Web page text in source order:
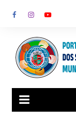
para
conteúdo